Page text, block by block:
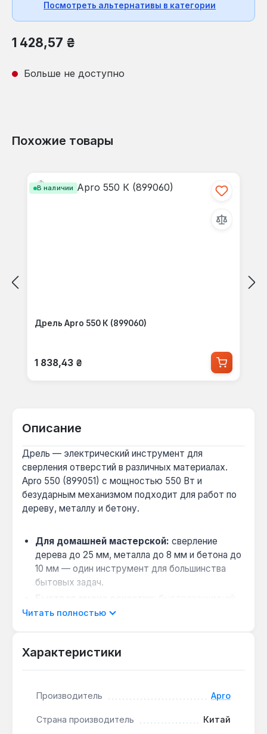
Посмотреть альтернативы в категории
Обычная цена:
1 428,57 ₴
Больше не доступно
Похожие товары
В наличии
Дрель Apro 550 К (899060)
Обычная цена:
1 838,43 ₴
Описание
Дрель — электрический инструмент для
сверления отверстий в различных материалах.
Apro 550 (899051) с мощностью 550 Вт и
безударным механизмом подходит для работ по
дереву, металлу и бетону.
Для домашней мастерской: сверление
дерева до 25 мм, металла до 8 мм и бетона до
10 мм — один инструмент для большинства
бытовых задач.
патрон до 10 мм позволяет менять сверла без
Регулировка скорости под материал:
оборотах и бетон на максимальных.
тип подходит для точного сверления
Читать полностью
Характеристики
Производитель Apro
Страна производитель Китай